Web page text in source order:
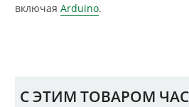
включая Arduino.
С ЭТИМ ТОВАРОМ